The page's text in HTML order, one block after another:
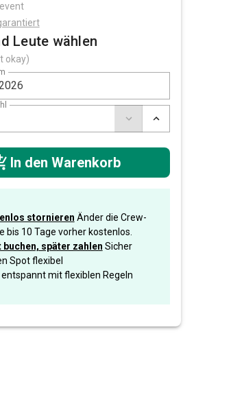
event
Leute wählen
okay)
In den Warenkorb
stornieren Änder die Crew-
bis 10 Tage vorher kostenlos.
buchen, später zahlen Sicher
Spot flexibel
entspannt mit flexiblen Regeln